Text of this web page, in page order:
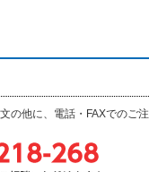
の他に、電話・FAXでのご注